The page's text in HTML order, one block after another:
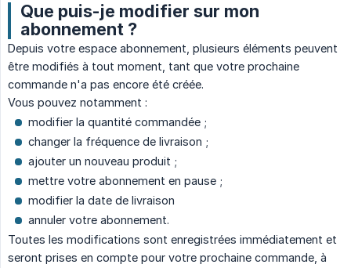
Que puis-je modifier sur mon
abonnement ?
Depuis votre espace abonnement, plusieurs éléments peuvent
être modifiés à tout moment, tant que votre prochaine
commande n'a pas encore été créée.
Vous pouvez notamment :
modifier la quantité commandée ;
changer la fréquence de livraison ;
ajouter un nouveau produit ;
mettre votre abonnement en pause ;
modifier la date de livraison
annuler votre abonnement.
Toutes les modifications sont enregistrées immédiatement et
seront prises en compte pour votre prochaine commande, à